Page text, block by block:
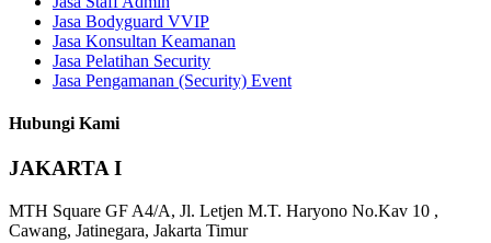
Jasa Bodyguard VVIP
Jasa Konsultan Keamanan
Jasa Pelatihan Security
Jasa Pengamanan (Security) Event
Hubungi Kami
JAKARTA I
MTH Square GF A4/A, Jl. Letjen M.T. Haryono No.Kav 10 ,
Cawang, Jatinegara, Jakarta Timur